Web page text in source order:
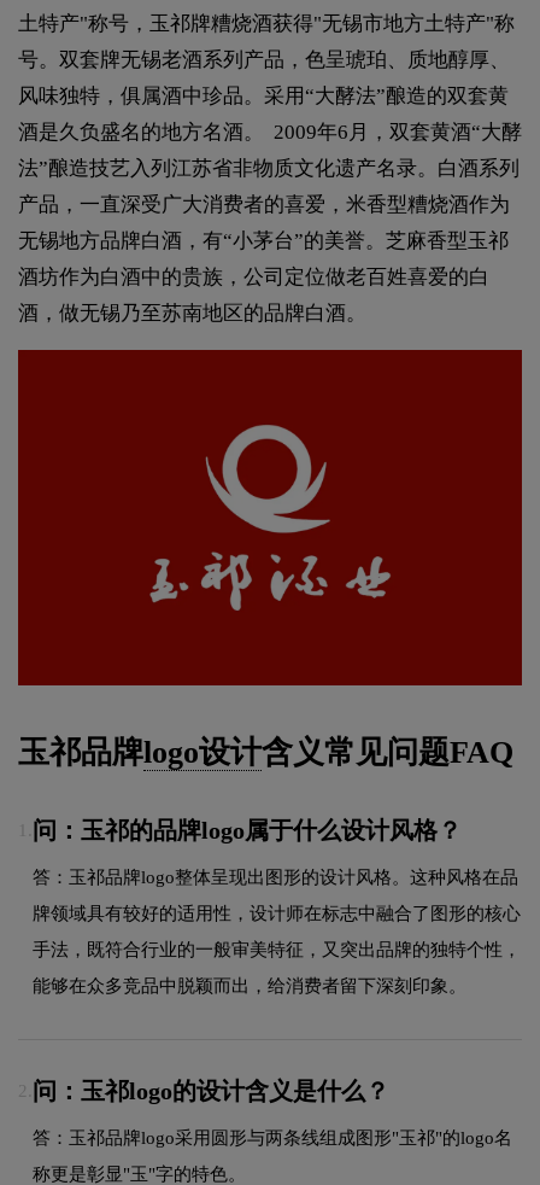
土特产"称号，玉祁牌糟烧酒获得"无锡市地方土特产"称
号。双套牌无锡老酒系列产品，色呈琥珀、质地醇厚、
风味独特，俱属酒中珍品。采用“大酵法”酿造的双套黄
酒是久负盛名的地方名酒。 2009年6月，双套黄酒“大酵
法”酿造技艺入列江苏省非物质文化遗产名录。白酒系列
产品，一直深受广大消费者的喜爱，米香型糟烧酒作为
无锡地方品牌白酒，有“小茅台”的美誉。芝麻香型玉祁
酒坊作为白酒中的贵族，公司定位做老百姓喜爱的白
酒，做无锡乃至苏南地区的品牌白酒。
玉祁品牌logo设计含义常见问题FAQ
问：玉祁的品牌logo属于什么设计风格？
答：玉祁品牌logo整体呈现出图形的设计风格。这种风格在品
牌领域具有较好的适用性，设计师在标志中融合了图形的核心
手法，既符合行业的一般审美特征，又突出品牌的独特个性，
能够在众多竞品中脱颖而出，给消费者留下深刻印象。
2. 问：玉祁logo的设计含义是什么？
答：玉祁品牌logo采用圆形与两条线组成图形"玉祁"的logo名
称更是彰显"玉"字的特色。